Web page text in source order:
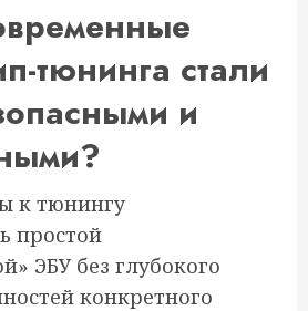
тюнинга стали
и
к тюнингу
простой
ЭБУ без глубокого
конкретного